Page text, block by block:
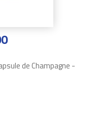
de Champagne -